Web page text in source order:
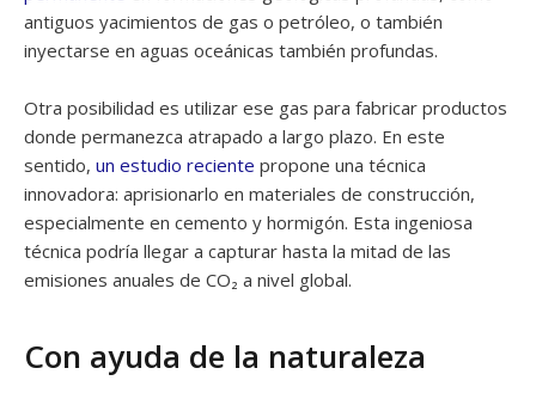
antiguos yacimientos de gas o petróleo, o también
inyectarse en aguas oceánicas también profundas.
Otra posibilidad es utilizar ese gas para fabricar productos
donde permanezca atrapado a largo plazo. En este
sentido, un estudio reciente propone una técnica
innovadora: aprisionarlo en materiales de construcción,
especialmente en cemento y hormigón. Esta ingeniosa
técnica podría llegar a capturar hasta la mitad de las
emisiones anuales de CO₂ a nivel global.
Con ayuda de la naturaleza